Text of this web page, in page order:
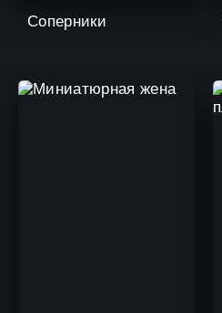
Соперники